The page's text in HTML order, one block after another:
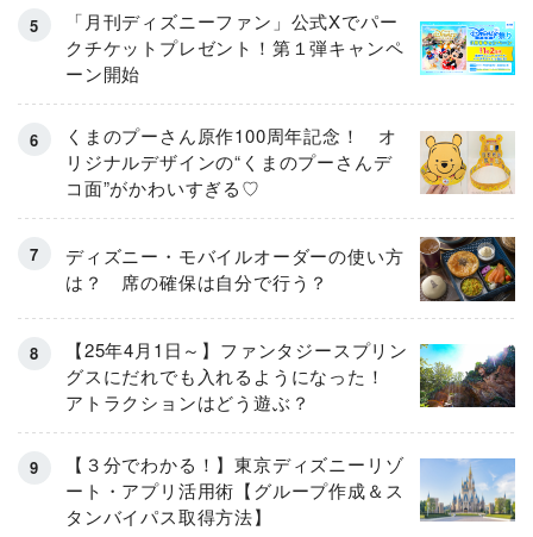
「月刊ディズニーファン」公式Xでパー
クチケットプレゼント！第１弾キャンペ
ーン開始
くまのプーさん原作100周年記念！ オ
リジナルデザインの“くまのプーさんデ
コ面”がかわいすぎる♡
ディズニー・モバイルオーダーの使い方
は？ 席の確保は自分で行う？
【25年4月1日～】ファンタジースプリン
グスにだれでも入れるようになった！
アトラクションはどう遊ぶ？
【３分でわかる！】東京ディズニーリゾ
ート・アプリ活用術【グループ作成＆ス
タンバイパス取得方法】